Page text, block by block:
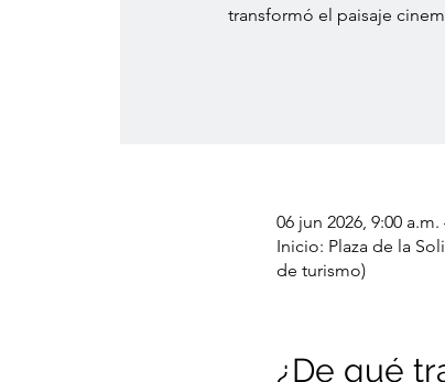
transformó el paisaje
06 jun 2026, 9:00
Inicio: Plaza de la
de turismo)
¿De qué